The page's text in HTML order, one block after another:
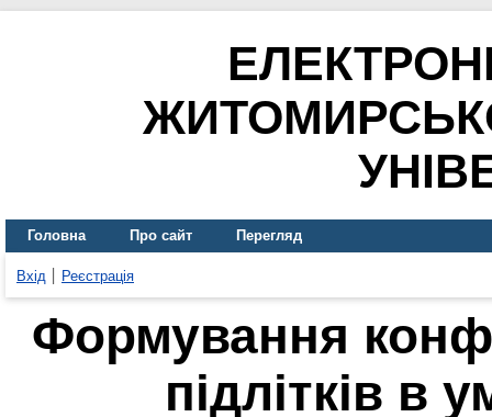
Головна Про сайт Перегляд
Вхід Реєстрація
Формування
підлітків в